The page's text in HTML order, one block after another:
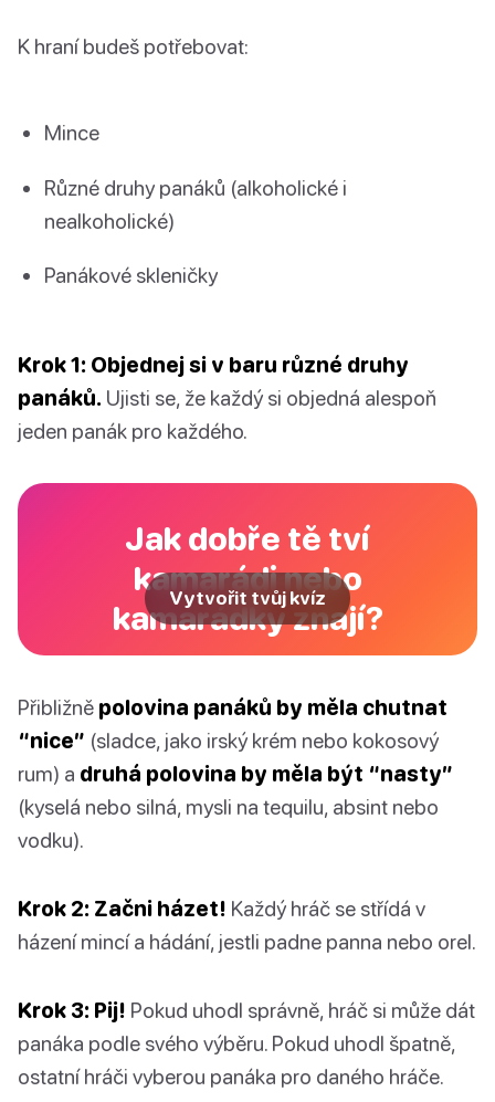
K hraní budeš potřebovat:
Mince
Různé druhy panáků (alkoholické i
nealkoholické)
Panákové skleničky
Krok 1: Objednej si v baru různé druhy
panáků. Ujisti se, že každý si objedná alespoň
jeden panák pro každého.
Jak dobře tě tví
kamarádi nebo
kamarádky znají?
Vytvořit tvůj kvíz
Přibližně polovina panáků by měla chutnat
“nice” (sladce, jako irský krém nebo kokosový
rum) a druhá polovina by měla být “nasty”
(kyselá nebo silná, mysli na tequilu, absint nebo
vodku).
Krok 2: Začni házet! Každý hráč se střídá v
házení mincí a hádání, jestli padne panna nebo orel.
Krok 3: Pij! Pokud uhodl správně, hráč si může dát
panáka podle svého výběru. Pokud uhodl špatně,
ostatní hráči vyberou panáka pro daného hráče.